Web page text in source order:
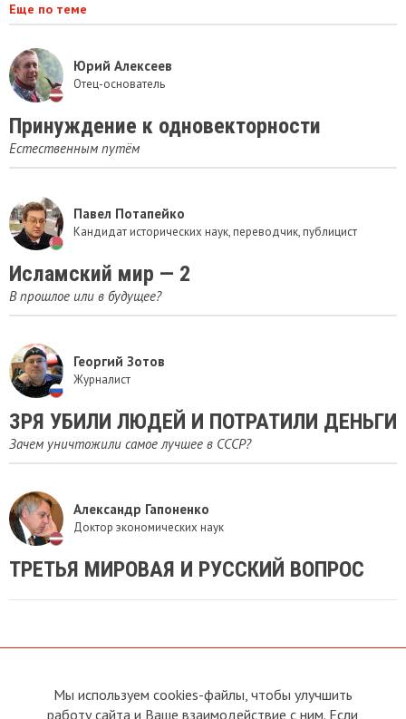
Еще по теме
Юрий Алексеев
Отец-основатель
Принуждение к одновекторности
Естественным путём
Павел Потапейко
Кандидат исторических наук, переводчик, публицист
Исламский мир — 2
В прошлое или в будущее?
Георгий Зотов
Журналист
ЗРЯ УБИЛИ ЛЮДЕЙ И ПОТРАТИЛИ ДЕНЬГИ
Зачем уничтожили самое лучшее в СССР?
Александр Гапоненко
Доктор экономических наук
​ТРЕТЬЯ МИРОВАЯ И РУССКИЙ ВОПРОС
О сайте
Прямая связь с
Председателем
Мы используем cookies-файлы, чтобы улучшить
работу сайта и Ваше взаимодействие с ним. Если